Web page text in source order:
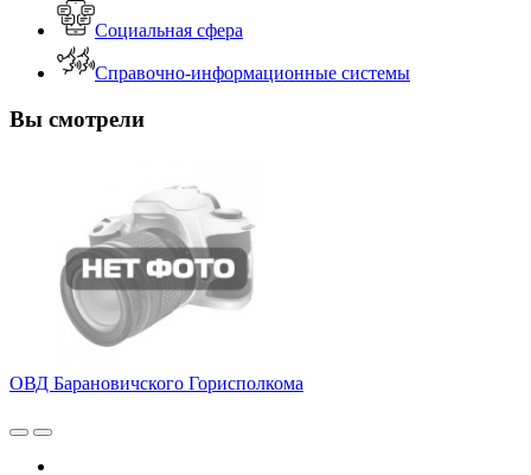
Социальная сфера
Справочно-информационные системы
Вы смотрели
ОВД Барановичского Горисполкома